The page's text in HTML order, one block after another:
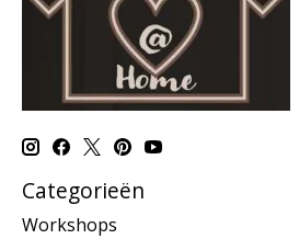
Categorieën
Workshops